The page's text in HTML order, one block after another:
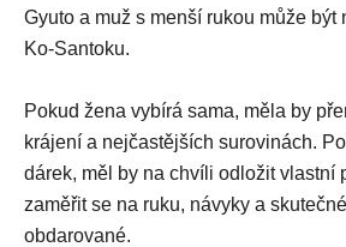
Gyuto a muž s menší rukou může
Ko-Santoku.
Pokud žena vybírá sama, měla by
krájení a nejčastějších surovinách.
dárek, měl by na chvíli odložit vlastní
zaměřit se na ruku, návyky a
obdarované.